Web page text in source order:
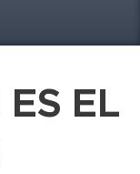
ES EL